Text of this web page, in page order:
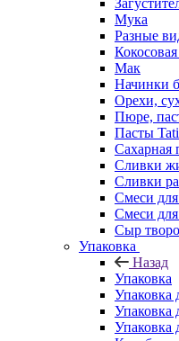
Мука
Разные
Мак
Начинки
Орехи,
Пюре,
Пасты
Сахарная
Сливки
Сливки
Смеси
Смеси для
Сыр
Упаковка
Назад
Упаковка
Упаковка
Упаковка
Упаковка